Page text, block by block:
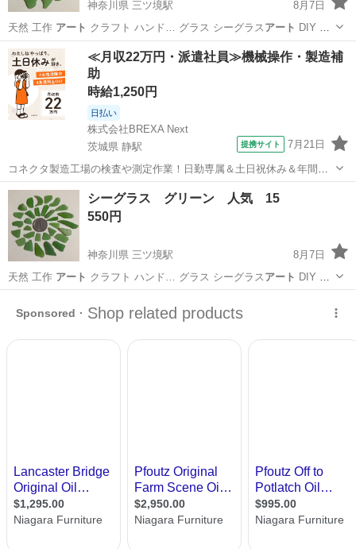
神奈川県 三ツ境駅
8月7日
天然 工作 アート クラフト ハンド… グラス シーグラス アート DIY 置
物 …
神奈川 横浜市 三ツ境駅 その他 シーグラス
≪月収22万円・派遣社員≫機械操作・製造補
助
時給1,250円
日払い
株式会社BREXA Next
茨城県 静駅
提携サイト 7月21日
コネクタ製造工場の検査や測定作業！日勤専属＆土日祝休み＆年間休
日128日★クリーンルーム内作業★マイカー通勤OK＆無料駐車場あり
★就業先食堂利用可！日払い制度あり！《茨城県常陸大宮市》 人気の
工場のお仕事 ◇コネクタ製造工...
茨城 常陸大宮市 その他
シーグラス グリーン 人気 15
550円
神奈川県 三ツ境駅
8月7日
天然 工作 アート クラフト ハンド… グラス シーグラス アート DIY 置
物 …